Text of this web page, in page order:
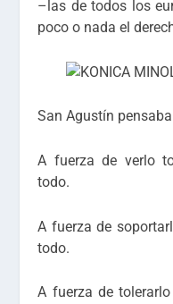
–las de todos los
poco o nada el
San Agustín
A fuerza de verlo
todo.
A fuerza de
todo.
A fuerza de